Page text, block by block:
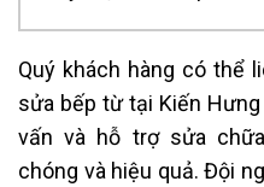
Quý khách hàng có thể
sửa bếp từ tại Kiến
vấn và hỗ trợ sửa
chóng và hiệu quả. Đội